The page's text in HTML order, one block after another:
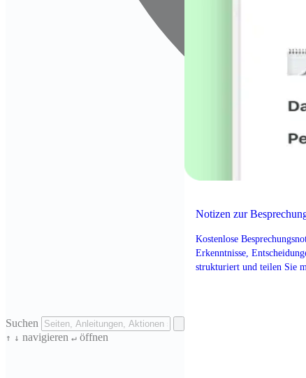
Suchen
↑ ↓ navigieren ↵ öffnen
Notizen zur
Kostenlose
Erkenntnisse,
strukturiert und teilen Sie